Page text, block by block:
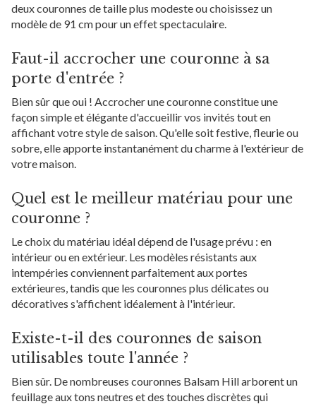
deux couronnes de taille plus modeste ou choisissez un
modèle de 91 cm pour un effet spectaculaire.
Faut-il accrocher une couronne à sa
porte d'entrée ?
Bien sûr que oui ! Accrocher une couronne constitue une
façon simple et élégante d'accueillir vos invités tout en
affichant votre style de saison. Qu'elle soit festive, fleurie ou
sobre, elle apporte instantanément du charme à l'extérieur de
votre maison.
Quel est le meilleur matériau pour une
couronne ?
Le choix du matériau idéal dépend de l'usage prévu : en
intérieur ou en extérieur. Les modèles résistants aux
intempéries conviennent parfaitement aux portes
extérieures, tandis que les couronnes plus délicates ou
décoratives s'affichent idéalement à l'intérieur.
Existe-t-il des couronnes de saison
utilisables toute l'année ?
Bien sûr. De nombreuses couronnes Balsam Hill arborent un
feuillage aux tons neutres et des touches discrètes qui